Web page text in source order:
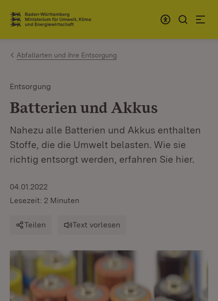
Zum Inhalt springen
Link zur Startseite
Abfallarten und ihre Entsorgung
Entsorgung
Batterien und Akkus
Nahezu alle Batterien und Akkus enthalten
Stoffe, die die Umwelt belasten. Wie sie
richtig entsorgt werden, erfahren Sie hier.
04.01.2022
Lesezeit: 2 Minuten
Teilen Text vorlesen